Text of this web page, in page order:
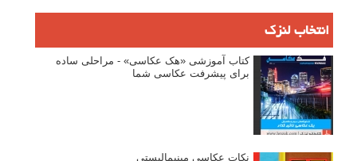
انتخاب لنزک
کتاب آموزشی «هک عکاسی» - مراحلی ساده
برای پیشرفت عکاسی شما
نکات عکاسی مینیمالیستی